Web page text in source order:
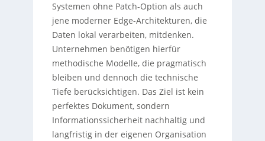
Systemen ohne Patch-Option als auch
jene moderner Edge-Architekturen, die
Daten lokal verarbeiten, mitdenken.
Unternehmen benötigen hierfür
methodische Modelle, die pragmatisch
bleiben und dennoch die technische
Tiefe berücksichtigen. Das Ziel ist kein
perfektes Dokument, sondern
Informationssicherheit nachhaltig und
langfristig in der eigenen Organisation